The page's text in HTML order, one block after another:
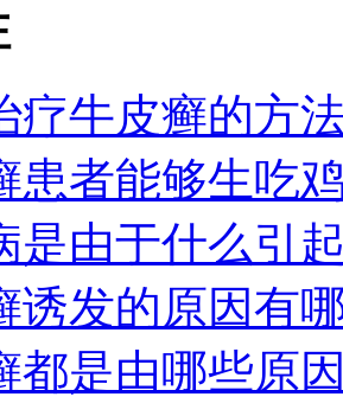
疗牛皮癣的方
患者能够生吃
是由于什么引
诱发的原因有
都是由哪些原